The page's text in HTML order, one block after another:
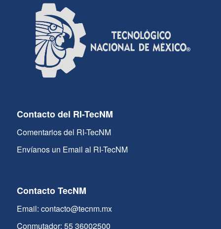
Contacto del RI-TecNM
Comentarios del RI-TecNM
Envíanos un Email al RI-TecNM
Contacto TecNM
Email: contacto@tecnm.mx
Conmutador: 55 36002500